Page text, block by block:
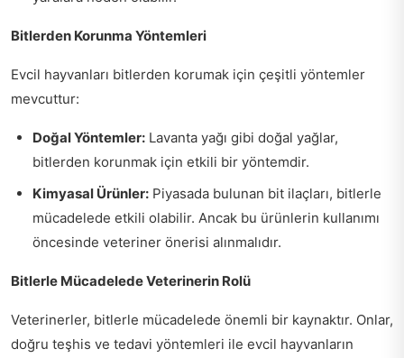
Bitlerden Korunma Yöntemleri
Evcil hayvanları bitlerden korumak için çeşitli yöntemler
mevcuttur:
Doğal Yöntemler: Lavanta yağı gibi doğal yağlar,
bitlerden korunmak için etkili bir yöntemdir.
Kimyasal Ürünler: Piyasada bulunan bit ilaçları, bitlerle
mücadelede etkili olabilir. Ancak bu ürünlerin kullanımı
öncesinde veteriner önerisi alınmalıdır.
Bitlerle Mücadelede Veterinerin Rolü
Veterinerler, bitlerle mücadelede önemli bir kaynaktır. Onlar,
doğru teşhis ve tedavi yöntemleri ile evcil hayvanların